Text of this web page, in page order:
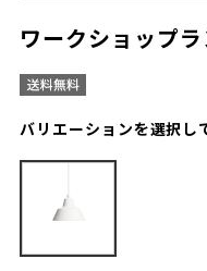
ワークショップ
バリエーションを選択し